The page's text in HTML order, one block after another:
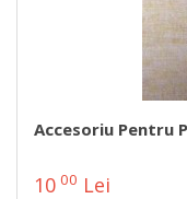
Accesoriu Pentru
10 00 Lei